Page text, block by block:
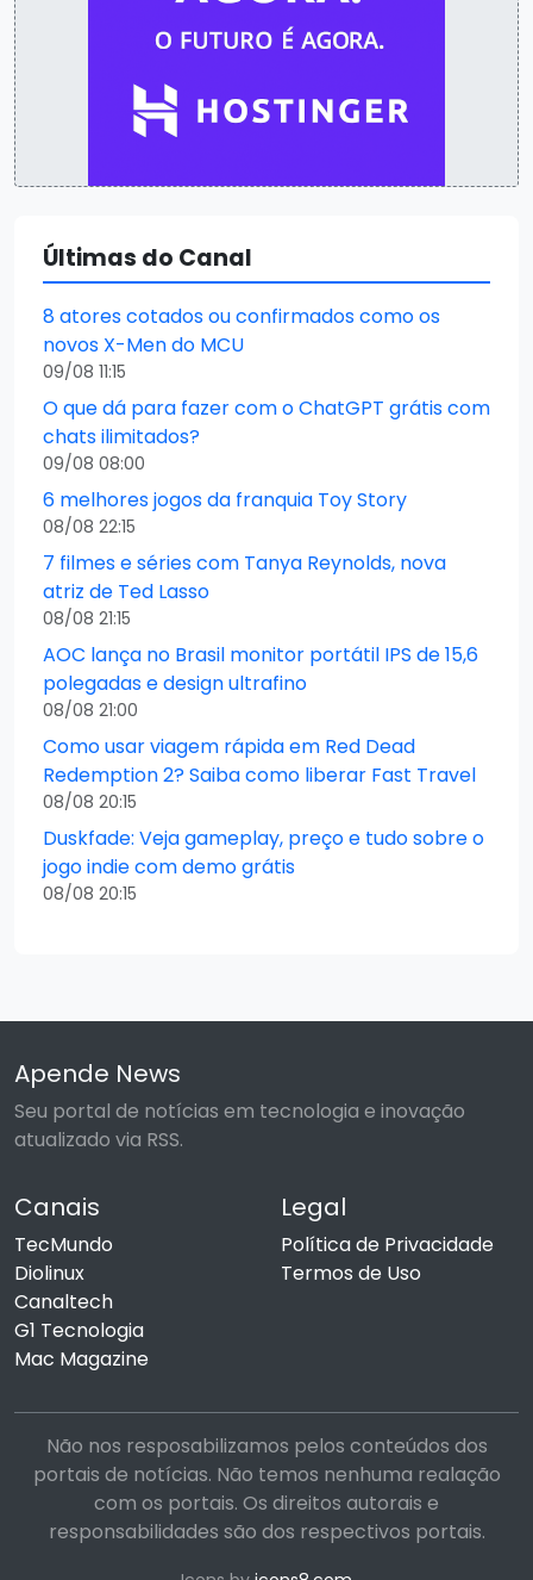
Últimas do Canal
8 atores cotados ou confirmados como os
novos X-Men do MCU
09/08 11:15
O que dá para fazer com o ChatGPT grátis com
chats ilimitados?
09/08 08:00
6 melhores jogos da franquia Toy Story
08/08 22:15
7 filmes e séries com Tanya Reynolds, nova
atriz de Ted Lasso
08/08 21:15
AOC lança no Brasil monitor portátil IPS de 15,6
polegadas e design ultrafino
08/08 21:00
Como usar viagem rápida em Red Dead
Redemption 2? Saiba como liberar Fast Travel
08/08 20:15
Duskfade: Veja gameplay, preço e tudo sobre o
jogo indie com demo grátis
08/08 20:15
Apende News
Seu portal de notícias em tecnologia e inovação
atualizado via RSS.
Canais
TecMundo
Diolinux
Canaltech
G1 Tecnologia
Mac Magazine
Legal
Política de Privacidade
Termos de Uso
Não nos resposabilizamos pelos conteúdos dos
portais de notícias. Não temos nenhuma realação
com os portais. Os direitos autorais e
responsabilidades são dos respectivos portais.